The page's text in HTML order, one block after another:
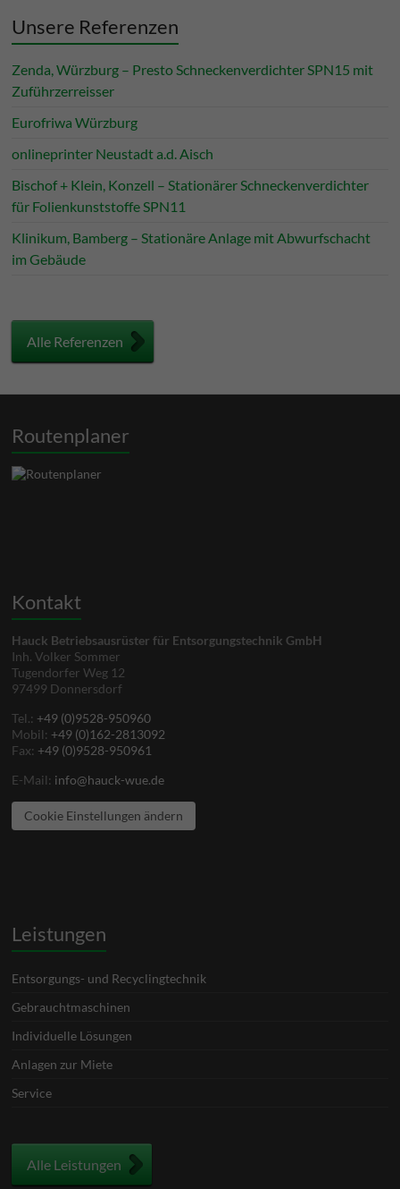
Unsere Referenzen
Zenda, Würzburg – Presto Schneckenverdichter SPN15 mit
Zuführzerreisser
Eurofriwa Würzburg
onlineprinter Neustadt a.d. Aisch
Bischof + Klein, Konzell – Stationärer Schneckenverdichter
für Folienkunststoffe SPN11
Klinikum, Bamberg – Stationäre Anlage mit Abwurfschacht
im Gebäude
Alle Referenzen
Routenplaner
Kontakt
Hauck Betriebsausrüster für Entsorgungstechnik GmbH
Inh. Volker Sommer
Tugendorfer Weg 12
97499 Donnersdorf
Tel.: +49 (0)9528-950960
Mobil: +49 (0)162-2813092
Fax: +49 (0)9528-950961
E-Mail: info@hauck-wue.de
Cookie Einstellungen ändern
Leistungen
Entsorgungs- und Recyclingtechnik
Gebrauchtmaschinen
Individuelle Lösungen
Anlagen zur Miete
Service
Alle Leistungen